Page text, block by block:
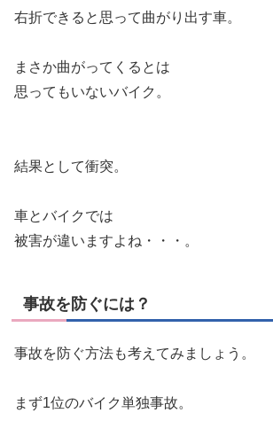
右折できると思って曲がり出す車。
まさか曲がってくるとは
思ってもいないバイク。
結果として衝突。
車とバイクでは
被害が違いますよね・・・。
事故を防ぐには？
事故を防ぐ方法も考えてみましょう。
まず1位のバイク単独事故。